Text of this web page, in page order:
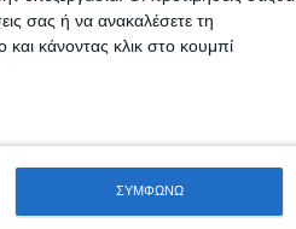
σας ή να ανακαλέσετε τη
κάνοντας κλικ στο κουμπί
ΣΥΜΦΩΝΩ
αποτελούν
«η συνήθης πορεία της
σημαντικά τις
(ec.europa.eu/social).
η ταυτότητα της
Σαρακατσάνων και να
με πρόβατα, κατσίκια,